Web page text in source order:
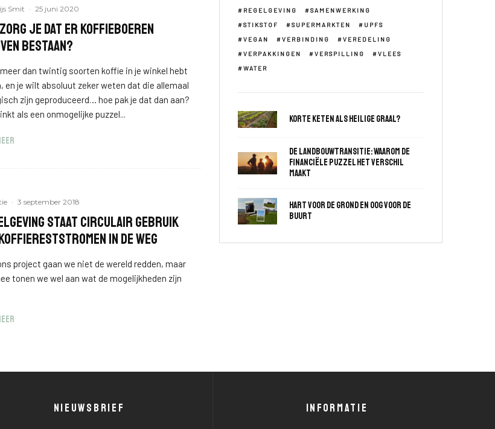
Smit · 25 juni 2020
zorg je dat er koffieboeren
bestaan?
meer dan twintig soorten koffie in je winkel hebt
en je wilt absoluut zeker weten dat die allemaal
zijn geproduceerd… hoe pak je dat dan aan?
als een onmogelijke puzzel...
· 3 september 2018
staat circulair gebruik
in de weg
project gaan we niet de wereld redden, maar
tonen we wel aan wat de mogelijkheden zijn
REGELGEVING
SAMENWERKING
STIKSTOF
SUPERMARKTEN
UPFS
VEGAN
VERBINDING
VEREDELING
VERPAKKINGEN
VERSPILLING
VLEES
WATER
Korte keten als heilige graal?
De landbouwtransitie: waarom de
financiële puzzel het verschil
maakt
Hart voor de grond en oog voor de
buurt
NIEUWSBRIEF INFORMATIE